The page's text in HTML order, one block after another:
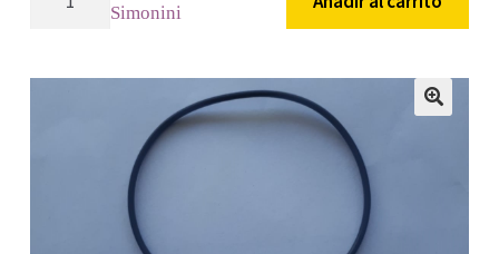
ring
Simonini